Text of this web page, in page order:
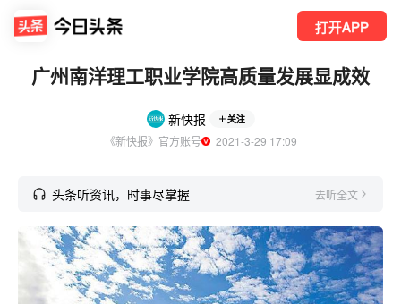
打开APP
广州南洋理工职业学院高质量发展显成效
新快报 关注
《新快报》官方账号
  2021-3-29 17:09
头条听资讯，时事尽掌握 去听全文